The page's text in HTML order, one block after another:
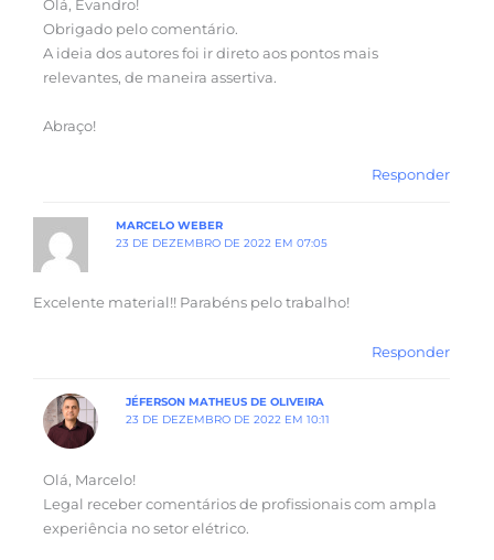
Olá, Evandro!
Obrigado pelo comentário.
A ideia dos autores foi ir direto aos pontos mais
relevantes, de maneira assertiva.
Abraço!
Responder
MARCELO WEBER
23 DE DEZEMBRO DE 2022 EM 07:05
Excelente material!! Parabéns pelo trabalho!
Responder
JÉFERSON MATHEUS DE OLIVEIRA
23 DE DEZEMBRO DE 2022 EM 10:11
Olá, Marcelo!
Legal receber comentários de profissionais com ampla
experiência no setor elétrico.